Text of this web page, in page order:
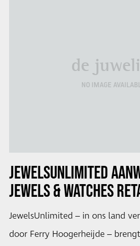
de
NO IMAGE
JEWELSUNLIMITED
JEWELS & WATCHES
JewelsUnlimited – in ons land
door Ferry Hoogerheijde –